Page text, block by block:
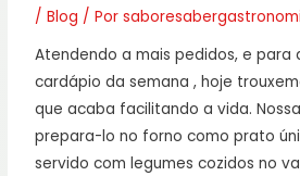
/Blog / Por
Atendendo a mais pedidos, e para
cardápio da semana , hoje
que acaba facilitando a vida.
prepara-lo no forno como prato
servido com legumes cozidos no